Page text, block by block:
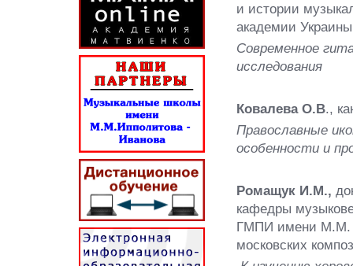
и истории
академии
Современное
исследования
Ковалева О.В.,
Православные
особенности и
Ромащук И.М.,
кафедры
ГМПИ имени М.М.
московских